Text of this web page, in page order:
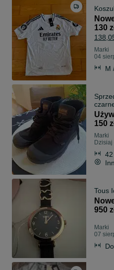
130
Marki
04
M
150
Marki
Dzisiaj
42
Tous
950
Marki
07